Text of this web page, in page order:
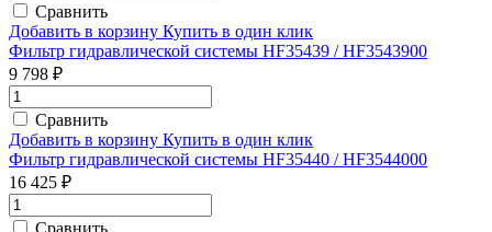
Сравнить
Добавить в корзину Купить в один клик
Фильтр гидравлической системы HF35439 / HF3543900
9 798 ₽
Сравнить
Добавить в корзину Купить в один клик
Фильтр гидравлической системы HF35440 / HF3544000
16 425 ₽
Сравнить